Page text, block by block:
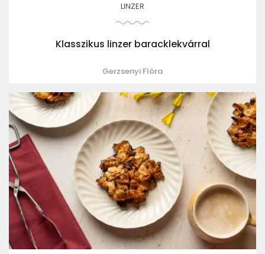
LINZER
Klasszikus linzer baracklekvárral
Gerzsenyi Flóra